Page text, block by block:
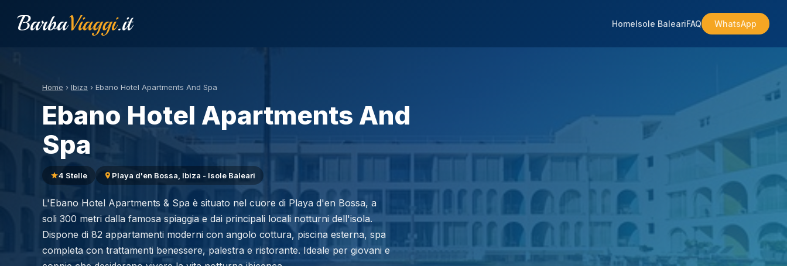
BarbaViaggi.it HomeIsole BaleariFAQ WhatsApp
Home › Ibiza › Ebano Hotel Apartments And Spa
Ebano Hotel Apartments And
Spa
4 Stelle Playa d'en Bossa, Ibiza - Isole Baleari
L'Ebano Hotel Apartments & Spa è situato nel cuore di Playa d'en Bossa, a
soli 300 metri dalla famosa spiaggia e dai principali locali notturni dell'isola.
Dispone di 82 appartamenti moderni con angolo cottura, piscina esterna, spa
completa con trattamenti benessere, palestra e ristorante. Ideale per giovani e